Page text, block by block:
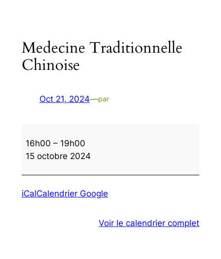
Medecine Traditionnelle
Chinoise
Oct 21, 2024—par
Traditionnelle
Chinoise
16h00 – 19h00
15 octobre 2024
iCalCalendrier Google
Voir le calendrier complet